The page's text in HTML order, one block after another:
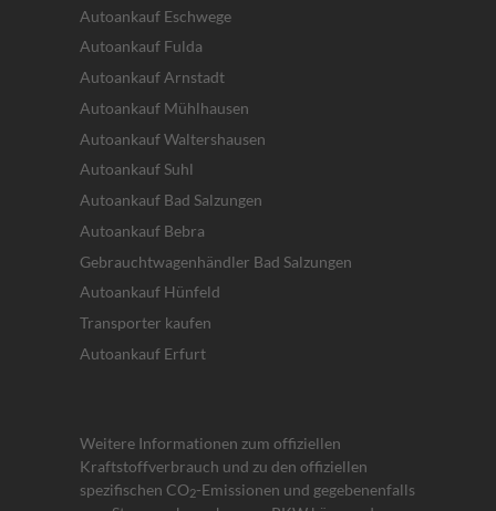
Autoankauf Eschwege
Autoankauf Fulda
Autoankauf Arnstadt
Autoankauf Mühlhausen
Autoankauf Waltershausen
Autoankauf Suhl
Autoankauf Bad Salzungen
Autoankauf Bebra
Gebrauchtwagenhändler Bad Salzungen
Autoankauf Hünfeld
Transporter kaufen
Autoankauf Erfurt
Weitere Informationen zum offiziellen
Kraftstoffverbrauch und zu den offiziellen
spezifischen CO2-Emissionen und gegebenenfalls